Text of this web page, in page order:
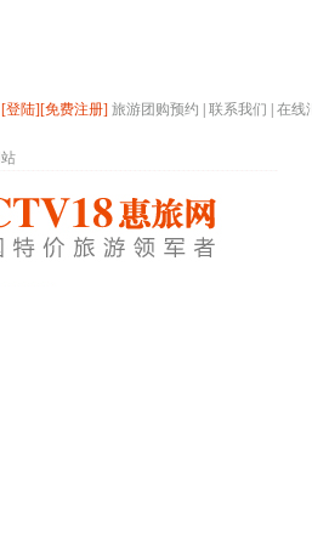
[登陆][免费注册] 旅游团购预约 联系我们
在线